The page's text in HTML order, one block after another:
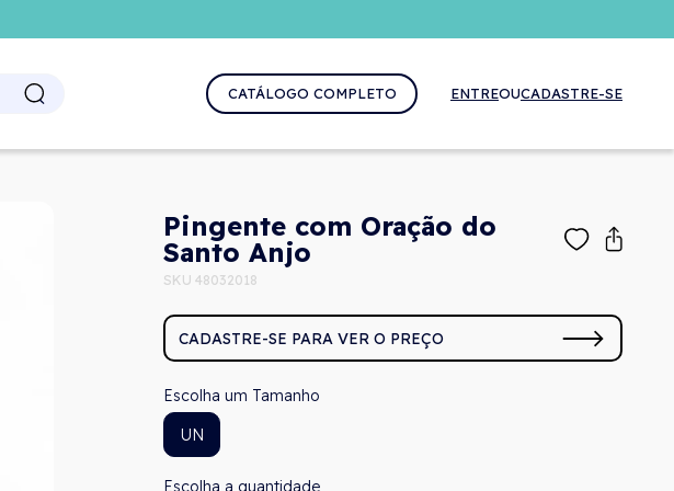
CATÁLOGO COMPLETO ENTREOUCADASTRE-SE
Pingente com Oração do
Santo Anjo
SKU 48032018
CADASTRE-SE PARA VER O PREÇO
Tamanho
UN